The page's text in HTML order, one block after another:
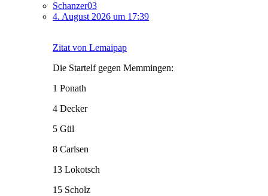
Schanzer03
4. August 2026 um 17:39
Zitat von Lemaipap
Die Startelf gegen Memmingen:
1 Ponath
4 Decker
5 Gül
8 Carlsen
13 Lokotsch
15 Scholz